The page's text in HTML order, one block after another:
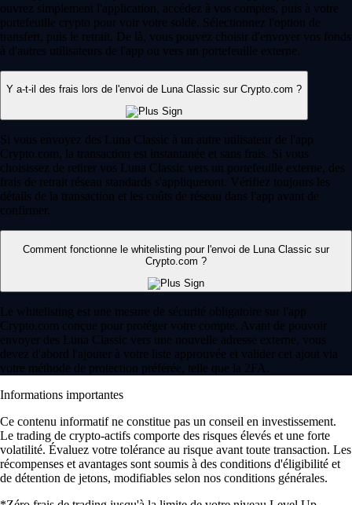
ouvrez simplement l'application, accédez à vos comptes, puis à votre
portefeuille crypto pour voir votre solde. Sélectionnez l'option de
transfert, puis le retrait. De là, vous pouvez choisir d'envoyer vos fonds
à d'autres utilisateurs de l'app ou vers un portefeuille externe.
Y a-t-il des frais lors de l'envoi de Luna Classic sur Crypto.com ?
Si vous envoyez des Luna Classic à un autre utilisateur de l'app
Crypto.com, la transaction est instantanée et sans frais. Si vous
choisissez de retirer vos Luna Classic vers un portefeuille externe, des
frais de retrait réseau standards s'appliqueront. Vérifiez toujours les
détails de la transaction et les coûts de réseau dans l'app avant de
confirmer.
Comment fonctionne le whitelisting pour l'envoi de Luna Classic sur
Crypto.com ?
Le whitelisting est une mesure de sécurité obligatoire sur l'app
Crypto.com conçue pour protéger votre compte. Avant de pouvoir
envoyer des Luna Classic vers une nouvelle adresse externe, vous
devez d'abord l'ajouter à votre liste approuvée et valider cet ajout via
votre méthode de protection préférée, telle que la 2FA.
Informations importantes
Ce contenu informatif ne constitue pas un conseil en investissement.
Le trading de crypto-actifs comporte des risques élevés et une forte
volatilité. Évaluez votre tolérance au risque avant toute transaction. Les
récompenses et avantages sont soumis à des conditions d'éligibilité et
de détention de jetons, modifiables selon nos conditions générales.